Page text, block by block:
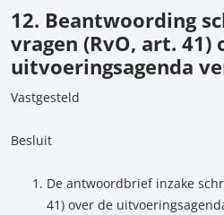
12. Beantwoording
vragen (RvO, art. 41)
uitvoeringsagenda
Vastgesteld
Besluit
De antwoordbrief inzake
41) over de